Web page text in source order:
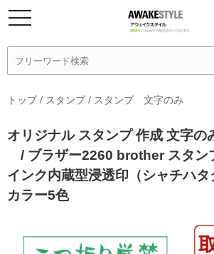
トップ/ スタンプ/ スタンプ 文字のみ
オリジナル スタンプ 作成 文字の
/ ブラザー2260 brother スタン
インク内蔵型浸透印（シャチハ
カラー5色